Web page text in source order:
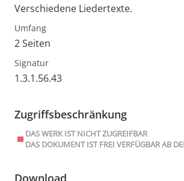
Verschiedene Liedertexte.
Umfang
2 Seiten
Signatur
1.3.1.56.43
Zugriffsbeschränkung
DAS WERK IST NICHT ZUGREIFBAR
DAS DOKUMENT IST FREI VERFÜGBAR AB
Download